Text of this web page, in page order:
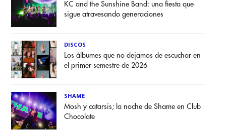
KC and the Sunshine Band: una fiesta que
sigue atravesando generaciones
DISCOS
Los álbumes que no dejamos de escuchar en
el primer semestre de 2026
SHAME
Mosh y catarsis; la noche de Shame en Club
Chocolate